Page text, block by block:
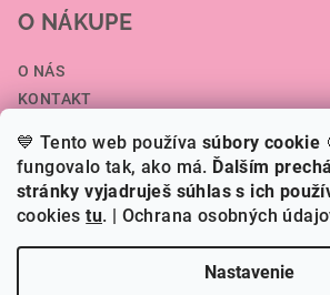
💙 Tento web používa súbory cookie
fungovalo tak, ako má. Ďalším
stránky vyjadruješ súhlas s ich
cookiestu. | Ochrana osobných
Nastavenie
O NÁKUPE
O NÁS
KONTAKT
ČLÁNKY
HERI.SK. Všetky